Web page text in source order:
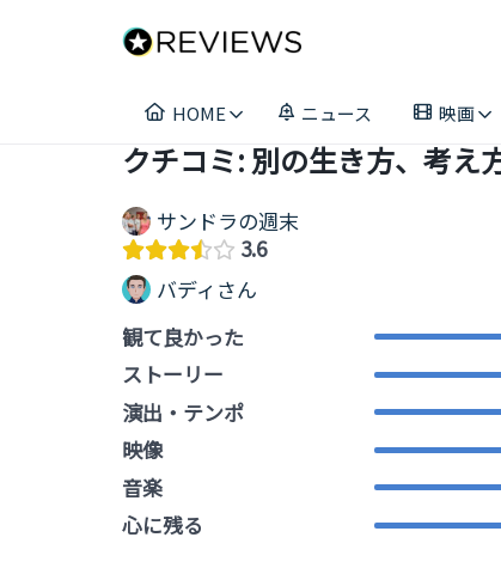
HOME ニュース 映画
クチコミ: 別の生き方、考え
サンドラの週末
3.6
バディさん
観て良かった
ストーリー
演出・テンポ
映像
音楽
心に残る